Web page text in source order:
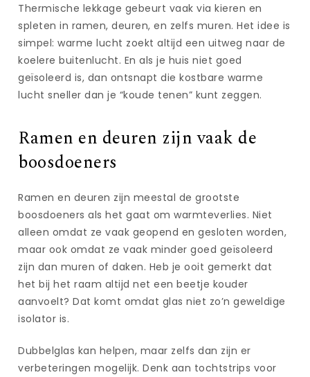
Thermische lekkage gebeurt vaak via kieren en
spleten in ramen, deuren, en zelfs muren. Het idee is
simpel: warme lucht zoekt altijd een uitweg naar de
koelere buitenlucht. En als je huis niet goed
geïsoleerd is, dan ontsnapt die kostbare warme
lucht sneller dan je “koude tenen” kunt zeggen.
Ramen en deuren zijn vaak de
boosdoeners
Ramen en deuren zijn meestal de grootste
boosdoeners als het gaat om warmteverlies. Niet
alleen omdat ze vaak geopend en gesloten worden,
maar ook omdat ze vaak minder goed geïsoleerd
zijn dan muren of daken. Heb je ooit gemerkt dat
het bij het raam altijd net een beetje kouder
aanvoelt? Dat komt omdat glas niet zo’n geweldige
isolator is.
Dubbelglas kan helpen, maar zelfs dan zijn er
verbeteringen mogelijk. Denk aan tochtstrips voor